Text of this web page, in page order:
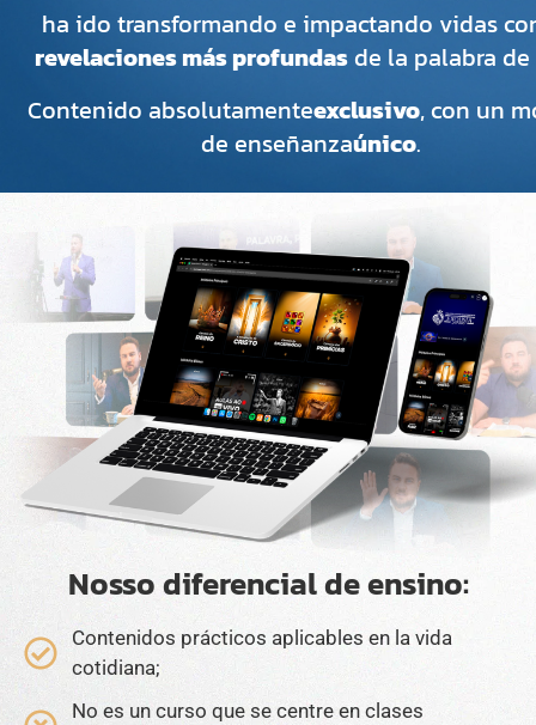
ha ido transformando e impactando vidas
revelaciones más profundasde la palabra de
Contenido absolutamenteexclusivo, con un
de enseñanzaúnico.
Nosso diferencial de ensino:
Contenidos prácticos aplicables en la vida
cotidiana;
No es un curso que se centre en clases